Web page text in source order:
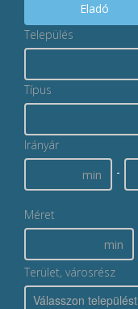
Eladó
Település
Típus
Irányár
-
Méret
Terület, városrész
Válasszon települést